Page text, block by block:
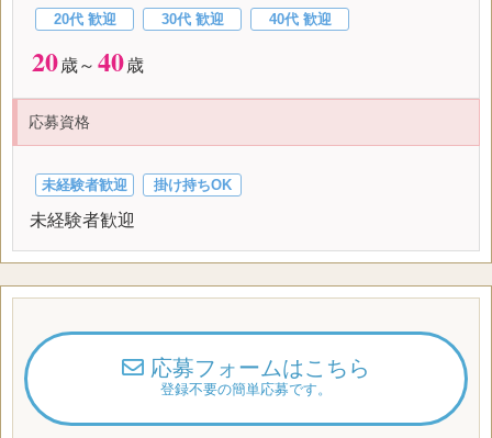
20代 歓迎 30代 歓迎 40代 歓迎
20歳～ 40歳
応募資格
未経験者歓迎 掛け持ちOK
未経験者歓迎
応募フォームはこちら
登録不要の簡単応募です。